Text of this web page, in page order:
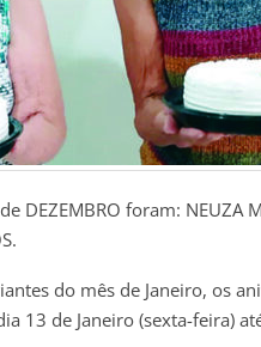
DEZEMBRO foram: NEUZA
do mês de Janeiro, os
13 de Janeiro (sexta-feira)